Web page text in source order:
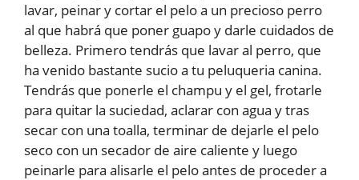
lavar, peinar y cortar el pelo a un precioso perro
al que habrá que poner guapo y darle cuidados de
belleza. Primero tendrás que lavar al perro, que
ha venido bastante sucio a tu peluqueria canina.
Tendrás que ponerle el champu y el gel, frotarle
para quitar la suciedad, aclarar con agua y tras
secar con una toalla, terminar de dejarle el pelo
seco con un secador de aire caliente y luego
peinarle para alisarle el pelo antes de proceder a